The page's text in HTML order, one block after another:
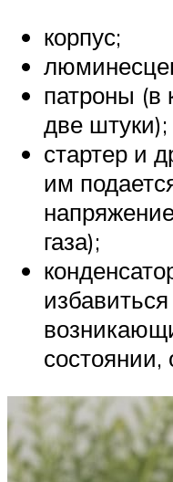
корпус;
патроны (в
две штуки);
стартер и
им
газа);
состоянии,